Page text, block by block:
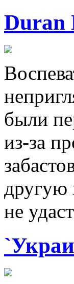
Duran
были
из-за
другую
не